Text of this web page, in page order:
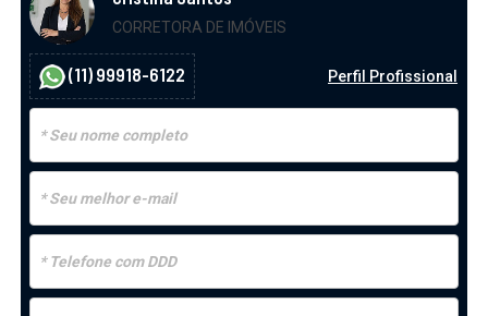
CORRETORA DE IMÓVEIS
(11) 99918-6122 Perfil Profissional